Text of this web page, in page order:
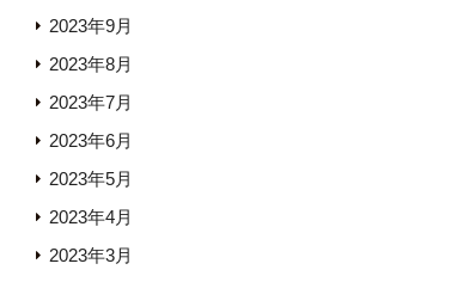
2023年9月
2023年8月
2023年7月
2023年6月
2023年5月
2023年4月
2023年3月